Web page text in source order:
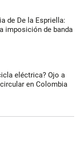
de De la Espriella:
imposición de banda
eléctrica? Ojo a
en Colombia